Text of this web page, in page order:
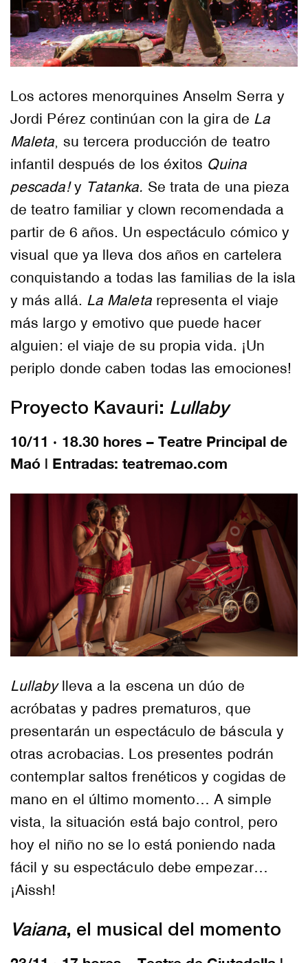
Los actores menorquines Anselm Serra y
Jordi Pérez continúan con la gira de La
Maleta , su tercera producción de teatro
infantil después de los éxitos Quina
pescada!y Tatanka. Se trata de una pieza
de teatro familiar y clown recomendada a
partir de 6 años. Un espectáculo cómico y
visual que ya lleva dos años en cartelera
conquistando a todas las familias de la isla
y más allá. La Maletarepresenta el viaje
más largo y emotivo que puede hacer
alguien: el viaje de su propia vida. ¡Un
periplo donde caben todas las emociones!
Proyecto Kavauri: Lullaby
10/11 · 18.30 hores – Teatre Principal de
Maó | Entradas: teatremao.com
Lullabylleva a la escena un dúo de
acróbatas y padres prematuros, que
presentarán un espectáculo de báscula y
otras acrobacias. Los presentes podrán
contemplar saltos frenéticos y cogidas de
mano en el último momento… A simple
vista, la situación está bajo control, pero
hoy el niño no se lo está poniendo nada
fácil y su espectáculo debe empezar…
¡Aissh!
Vaiana, el musical del momento